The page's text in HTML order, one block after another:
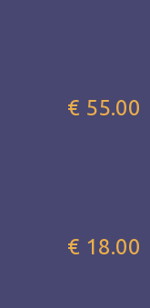
€ 55.00
€ 18.00